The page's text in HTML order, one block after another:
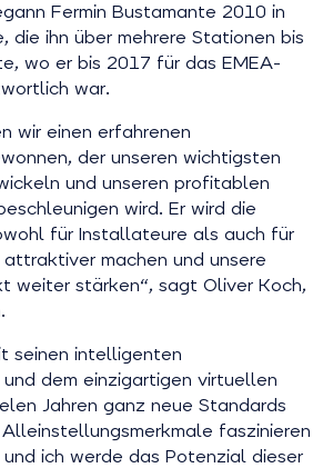
Fermin Bustamante 2010 in
die ihn über mehrere Stationen bis
wo er bis 2017 für das EMEA-
war.
wir einen erfahrenen
der unseren wichtigsten
und unseren profitablen
wird. Er wird die
für Installateure als auch für
attraktiver machen und unsere
weiter stärken“, sagt Oliver Koch,
seinen intelligenten
dem einzigartigen virtuellen
Jahren ganz neue Standards
faszinieren
ich werde das Potenzial dieser